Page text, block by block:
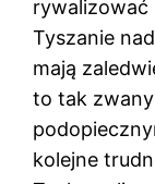
rywalizować
Tyszanie
mają
to tak zwany
kolejne